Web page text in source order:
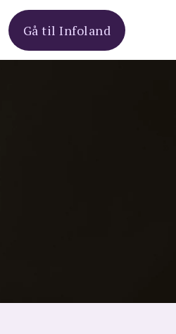
Gå til Infoland